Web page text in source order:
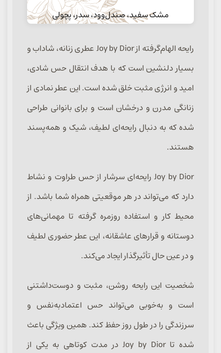
مشک سفید، صندل‌وود، سدر، پچولی
رایحه الهام‌گرفته از Joy by Dior عطری زنانه، شاداب و
بسیار دلنشین است که با هدف انتقال حس شادی،
امید و انرژی مثبت خلق شده است. این عطر نمادی از
زنانگی مدرن و درخشان است و برای بانوانی طراحی
شده که به دنبال رایحه‌ای لطیف، شیک و همه‌پسند
هستند.
Joy by Dior رایحه‌ای سرشار از حس طراوت و نشاط
دارد که می‌تواند در هر موقعیتی همراه شما باشد. از
محیط کار و استفاده روزمره گرفته تا مهمانی‌های
دوستانه و قرارهای عاشقانه، این عطر حضوری لطیف
و در عین حال تأثیرگذار ایجاد می‌کند.
شخصیت این رایحه روشن، مثبت و دوست‌داشتنی
است و به‌خوبی می‌تواند حس اعتمادبه‌نفس و
سرزندگی را در طول روز حفظ کند. همین ویژگی باعث
شده تا Joy by Dior در مدت کوتاهی به یکی از